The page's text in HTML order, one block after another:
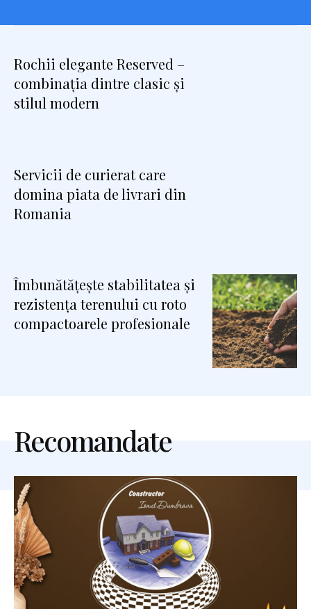
Rochii elegante Reserved –
combinația dintre clasic și
stilul modern
Servicii de curierat care
domina piata de livrari din
Romania
Îmbunătățește stabilitatea și
rezistența terenului cu roto
compactoarele profesionale
Recomandate